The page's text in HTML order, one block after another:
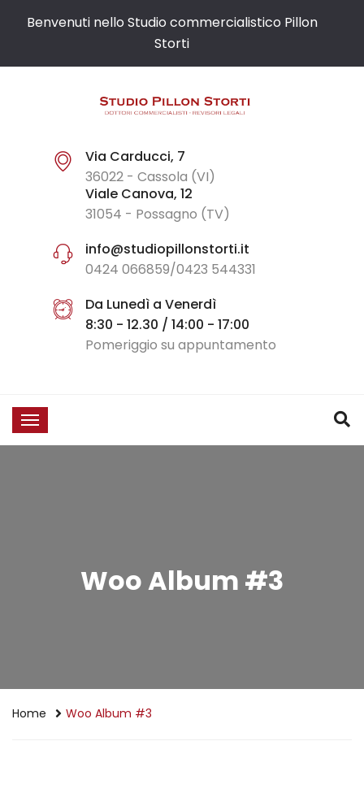
Benvenuti nello Studio commercialistico Pillon
Storti
Via Carducci, 7
36022 - Cassola (VI)
Viale Canova, 12
31054 - Possagno (TV)
info@studiopillonstorti.it
0424 066859/0423 544331
Da Lunedì a Venerdì
8:30 - 12.30 / 14:00 - 17:00
Pomeriggio su appuntamento
Woo Album #3
Home Woo Album #3